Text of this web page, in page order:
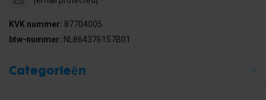
KVK nummer: 87704005
btw-nummer: NL864376157B01
Categorieën